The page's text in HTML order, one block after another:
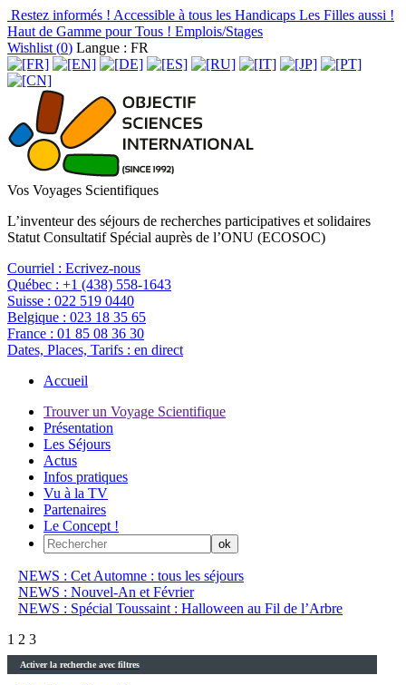
Restez informés ! Accessible à tous les Handicaps Les Filles aussi !
Haut de Gamme pour Tous ! Emplois/Stages
Wishlist (0) Langue : FR
Vos Voyages Scientifiques
L’inventeur des séjours de recherches participatives et solidaires
Statut Consultatif Spécial auprès de l’ONU (ECOSOC)
Courriel : Ecrivez-nous
Québec : +1 (438) 558-1643
Suisse : 022 519 0440
Belgique : 023 18 35 65
France : 01 85 08 36 30
Dates, Places, Tarifs : en direct
Accueil
Trouver un Voyage Scientifique
Présentation
Les Séjours
Actus
Infos pratiques
Vu à la TV
Partenaires
Le Concept !
NEWS : Cet Automne : tous les séjours
NEWS : Nouvel-An et Février
NEWS : Spécial Toussaint : Halloween au Fil de l’Arbre
1 2 3
Activer la recherche avec filtres